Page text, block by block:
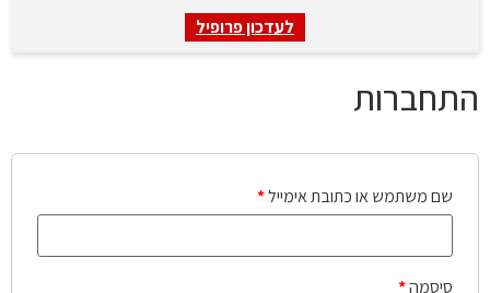
לעדכון פרופיל
התחברות
שם משתמש או כתובת אימייל*
סיסמה*